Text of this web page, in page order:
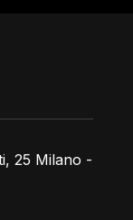
25 Milano -